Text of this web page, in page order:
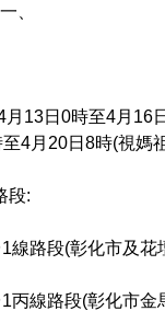
、
月13日0時至4月16
4月20日8時(視媽
段:
線路段(彰化市及花
丙線路段(彰化市金